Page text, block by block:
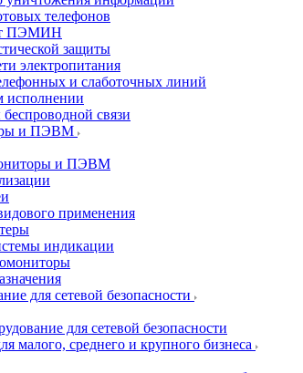
телефонов
ПЭМИН
защиты
электропитания
и слаботочных линий
связи
и ПЭВМ
и ПЭВМ
применения
индикации
для сетевой безопасности
для сетевой безопасности
малого, среднего и крупного бизнеса